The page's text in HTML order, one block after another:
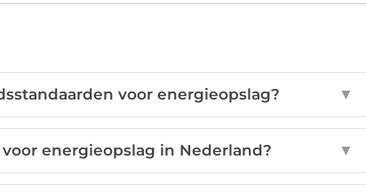
voor energieopslag? ▼
energieopslag in Nederland? ▼